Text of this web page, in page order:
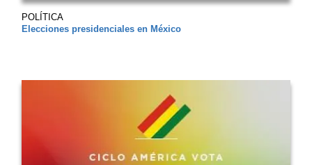
POLÍTICA
Elecciones presidenciales en México